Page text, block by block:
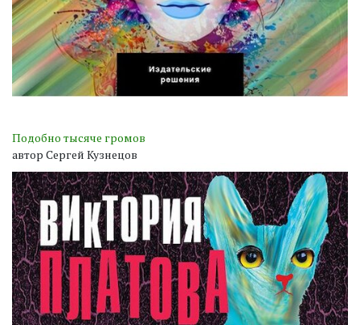
Подобно тысяче громов
автор Сергей Кузнецов